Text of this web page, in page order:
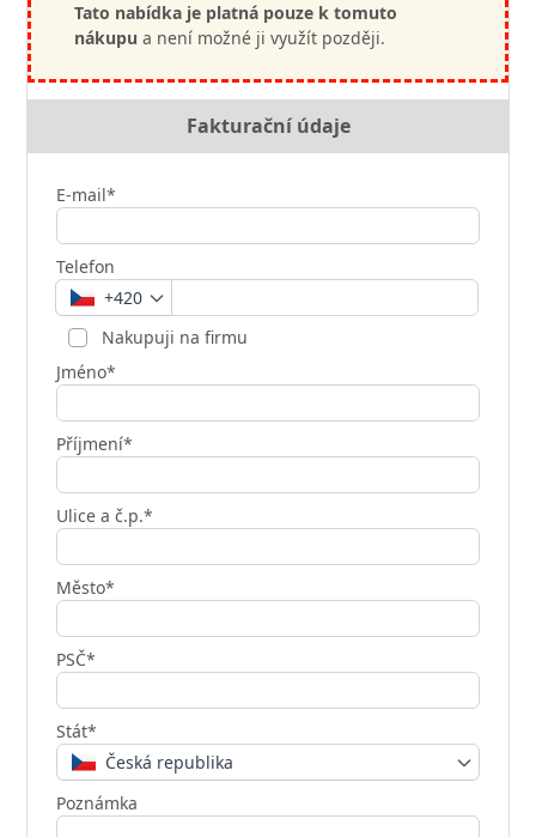
Tato nabídka je platná pouze k tomuto
nákupu a není možné ji využít později.
Fakturační údaje
E-mail*
Telefon
+420
Nakupuji na firmu
Jméno*
Příjmení*
Ulice a č.p.*
Město*
PSČ*
Stát*
Česká republika
Poznámka